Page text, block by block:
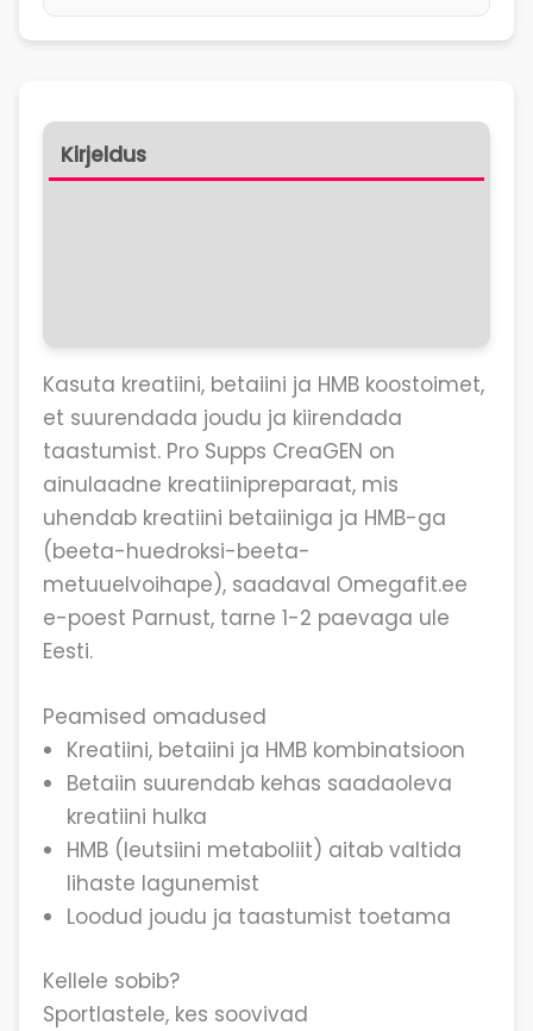
Kirjeldus
Kasuta kreatiini, betaiini ja HMB koostoimet,
et suurendada joudu ja kiirendada
taastumist. Pro Supps CreaGEN on
ainulaadne kreatiinipreparaat, mis
uhendab kreatiini betaiiniga ja HMB-ga
(beeta-huedroksi-beeta-
metuuelvoihape), saadaval Omegafit.ee
e-poest Parnust, tarne 1-2 paevaga ule
Eesti.
Peamised omadused
Kreatiini, betaiini ja HMB kombinatsioon
Betaiin suurendab kehas saadaoleva
kreatiini hulka
HMB (leutsiini metaboliit) aitab valtida
lihaste lagunemist
Loodud joudu ja taastumist toetama
Kellele sobib?
Sportlastele, kes soovivad